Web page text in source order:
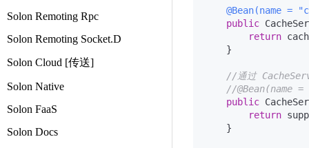
Solon Remoting Rpc
Solon Remoting Socket.D
Solon Cloud [传送]
Solon Native
Solon FaaS
Solon Docs
@Bean(name =
public
return
    }
//通过
//@Bean(name
public
return
    }